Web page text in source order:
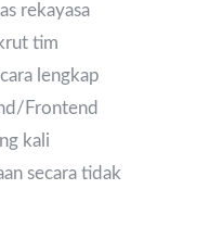
rekayasa
tim
lengkap
Frontend
kali
secara tidak